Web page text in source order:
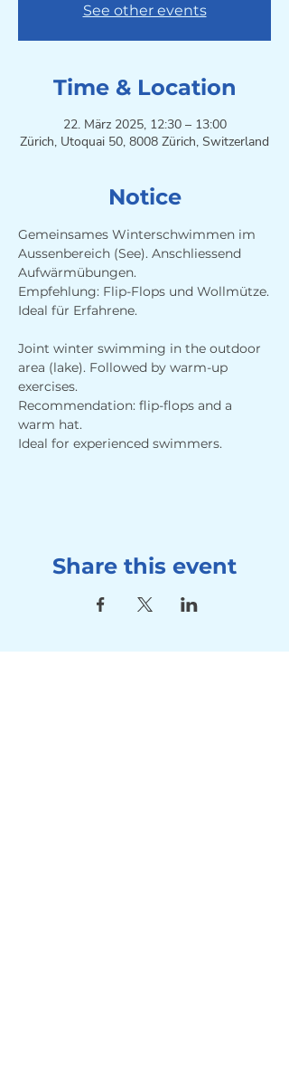
See other events
Time & Location
22. März 2025, 12:30 – 13:00
Zürich, Utoquai 50, 8008 Zürich, Switzerland
Notice
Gemeinsames Winterschwimmen im
Aussenbereich (See). Anschliessend
Aufwärmübungen.
Empfehlung: Flip-Flops und Wollmütze.
Ideal für Erfahrene.
Joint winter swimming in the outdoor
area (lake). Followed by warm-up
exercises.
Recommendation: flip-flops and a
warm hat.
Ideal for experienced swimmers.
Share this event